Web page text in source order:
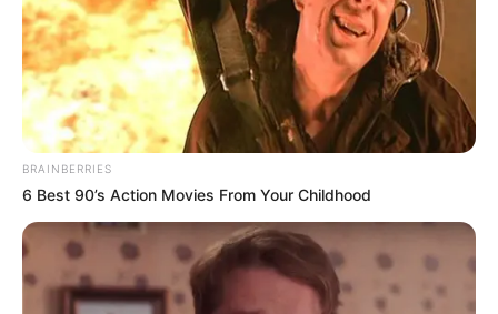
BRAINBERRIES
6 Best 90’s Action Movies From Your Childhood